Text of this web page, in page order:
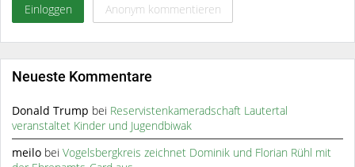
Einloggen Anonym kommentieren
Neueste Kommentare
Donald Trump bei Reservistenkameradschaft Lautertal
veranstaltet Kinder und Jugendbiwak
meilo beiVogelsbergkreis zeichnet Dominik und Florian Rühl mit